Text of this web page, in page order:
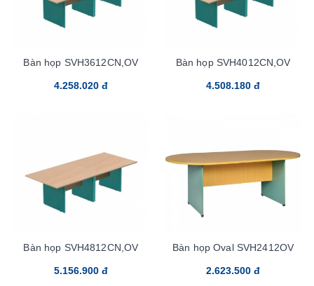
Bàn họp SVH3612CN,OV
4.258.020 đ
Bàn họp SVH4012CN,OV
4.508.180 đ
Bàn họp SVH4812CN,OV
5.156.900 đ
Bàn họp Oval SVH2412OV
2.623.500 đ